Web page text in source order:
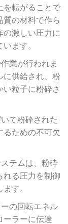
を転がることで
質の材料で作ら
の激しい圧力に
ます。
業が行われま
に供給され、粉
粒子に粉砕さ
て粉砕された
るための不可欠
テムは、粉砕
れる圧力を制御
す。
の回転エネル
ーラーに伝達